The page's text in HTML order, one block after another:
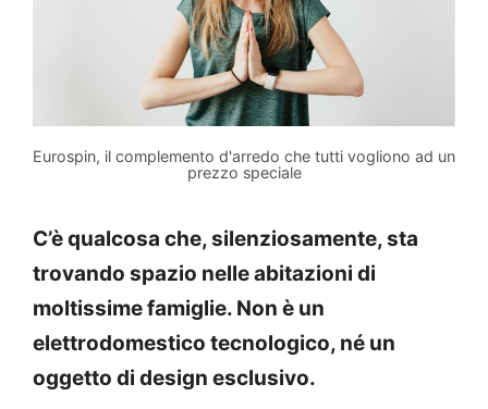
Eurospin, il complemento d'arredo che tutti vogliono ad un
prezzo speciale
C’è qualcosa che, silenziosamente, sta
trovando spazio nelle abitazioni di
moltissime famiglie. Non è un
elettrodomestico tecnologico, né un
oggetto di design esclusivo.